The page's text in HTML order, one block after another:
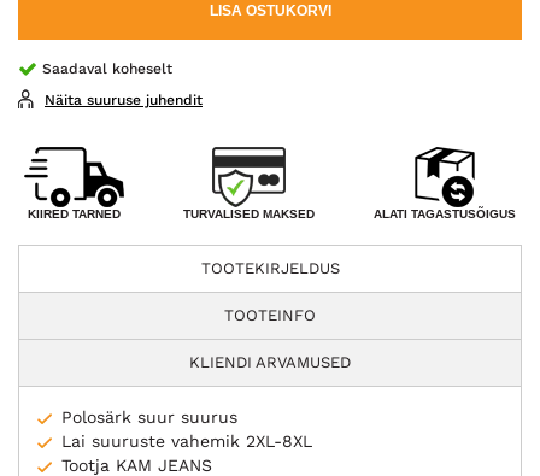
LISA OSTUKORVI
Saadaval koheselt
Näita suuruse juhendit
KIIRED TARNED TURVALISED MAKSED ALATI TAGASTUSÕIGUS
TOOTEKIRJELDUS
TOOTEINFO
KLIENDI ARVAMUSED
Polosärk suur suurus
Lai suuruste vahemik 2XL-8XL
Tootja KAM JEANS